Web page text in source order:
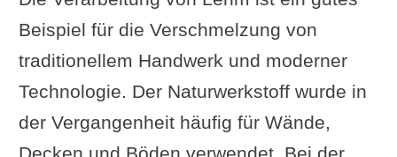
Beispiel für die Verschmelzung von
traditionellem Handwerk und moderner
Technologie. Der Naturwerkstoff wurde in
der Vergangenheit häufig für Wände,
Decken und Böden verwendet. Bei der